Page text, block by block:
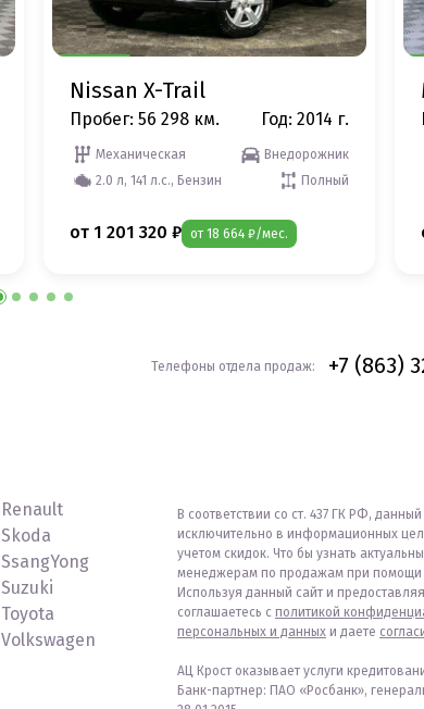
Nissan X-Trail
Пробег: 56 298 км. Год: 2014 г.
Механическая
Внедорожник
2.0 л, 141 л.с., Бензин
Полный
от 1 201 320 ₽ от 18 664 ₽/мес.
Телефоны отдела продаж: +7 (863)
Renault
Skoda
SsangYong
Suzuki
Toyota
Volkswagen
В соответствии со ст. 437 ГК РФ,
исключительно в информационных
учетом скидок. Что бы узнать
менеджерам по продажам при помощи
Используя данный сайт и
соглашаетесь с политикой
персональных и данных и даете
АЦ Крост оказывает услуги
Банк-партнер: ПАО «Росбанк»,